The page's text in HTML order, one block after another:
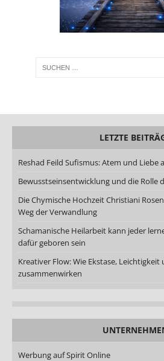
LETZTE
Reshad Feild Sufismus: Atem und Liebe
Bewusstseinsentwicklung und die Rolle
Die Chymische Hochzeit Christiani
Weg der Verwandlung
Schamanische Heilarbeit kann jeder
dafür geboren sein
Kreativer Flow: Wie Ekstase,
zusammenwirken
Werbung auf Spirit Online